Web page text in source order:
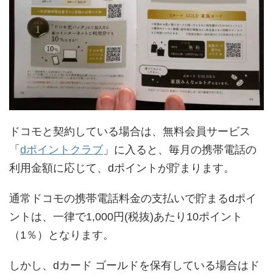
ドコモと契約している場合は、無料会員サービス
「 dポイントクラブ 」に入ると、毎月の携帯電話の
利用金額に応じて、dポイントが貯まります。
通常ドコモの携帯電話料金の支払いで貯まるdポイ
ントは、一律で1,000円(税抜)あたり10ポイント
（1％）となります。
しかし、dカード ゴールドを保有している場合はド